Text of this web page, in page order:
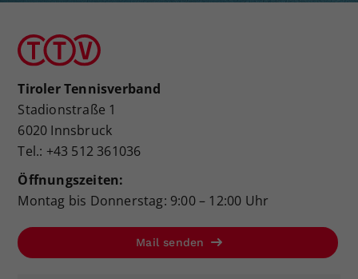
Tiroler Tennisverband
Stadionstraße 1
6020 Innsbruck
Tel.: +43 512 361036
Öffnungszeiten:
Montag bis Donnerstag: 9:00 – 12:00 Uhr
Mail senden